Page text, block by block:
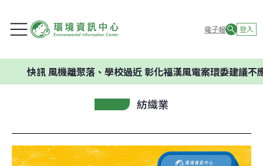
電子報 登入
風機離聚落、學校過近 彰化福漢風電案環委建議不應開發
紡織業